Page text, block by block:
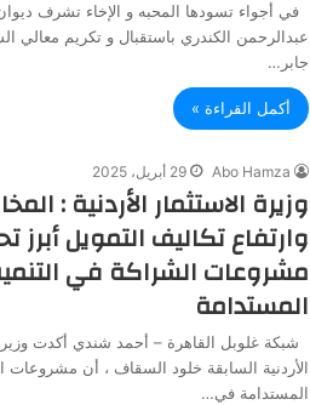
في أجواء تسودها المحبه و الإخاء تشرف
عبدالرحمن الكندري باستقبال و تكريم معالي
جابر…
أكمل القراءة »
Abo Hamza 29 أبريل، 2025
وزيرة الاستثمار الأردنية :
وارتفاع تكاليف التمويل أبرز
مشروعات الشراكة في
المستدامة
شبكة غلوبل القاهرة – أحمد شندي أكدت وزيرة
الأردنية السابقة خلود السقاف ، أن مشروعات
المستدامة في…